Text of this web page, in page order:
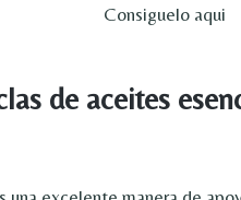
Consiguelo aqui
de aceites